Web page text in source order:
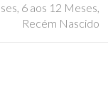
, 6 aos 12 Meses,
Recém Nascido